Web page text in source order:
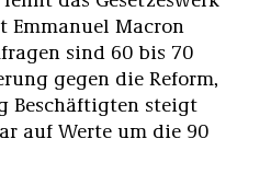
Emmanuel Macron
sind 60 bis 70
gegen die Reform,
Beschäftigten steigt
auf Werte um die 90